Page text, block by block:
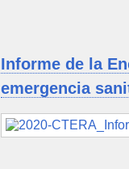
Informe de la
emergencia